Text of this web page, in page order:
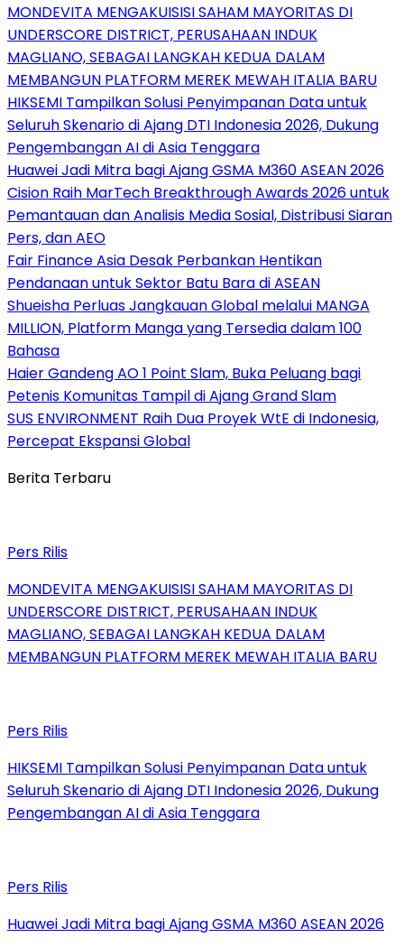
MONDEVITA MENGAKUISISI SAHAM MAYORITAS DI
UNDERSCORE DISTRICT, PERUSAHAAN INDUK
MAGLIANO, SEBAGAI LANGKAH KEDUA DALAM
MEMBANGUN PLATFORM MEREK MEWAH ITALIA BARU
HIKSEMI Tampilkan Solusi Penyimpanan Data untuk
Seluruh Skenario di Ajang DTI Indonesia 2026, Dukung
Pengembangan AI di Asia Tenggara
Huawei Jadi Mitra bagi Ajang GSMA M360 ASEAN 2026
Cision Raih MarTech Breakthrough Awards 2026 untuk
Pemantauan dan Analisis Media Sosial, Distribusi Siaran
Pers, dan AEO
Fair Finance Asia Desak Perbankan Hentikan
Pendanaan untuk Sektor Batu Bara di ASEAN
Shueisha Perluas Jangkauan Global melalui MANGA
MILLION, Platform Manga yang Tersedia dalam 100
Bahasa
Haier Gandeng AO 1 Point Slam, Buka Peluang bagi
Petenis Komunitas Tampil di Ajang Grand Slam
SUS ENVIRONMENT Raih Dua Proyek WtE di Indonesia,
Percepat Ekspansi Global
Berita Terbaru
Pers Rilis
MONDEVITA MENGAKUISISI SAHAM MAYORITAS DI
UNDERSCORE DISTRICT, PERUSAHAAN INDUK
MAGLIANO, SEBAGAI LANGKAH KEDUA DALAM
MEMBANGUN PLATFORM MEREK MEWAH ITALIA BARU
Pers Rilis
HIKSEMI Tampilkan Solusi Penyimpanan Data untuk
Seluruh Skenario di Ajang DTI Indonesia 2026, Dukung
Pengembangan AI di Asia Tenggara
Pers Rilis
Huawei Jadi Mitra bagi Ajang GSMA M360 ASEAN 2026